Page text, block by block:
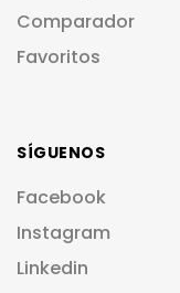
Comparador
Favoritos
SÍGUENOS
Facebook
Instagram
Linkedin